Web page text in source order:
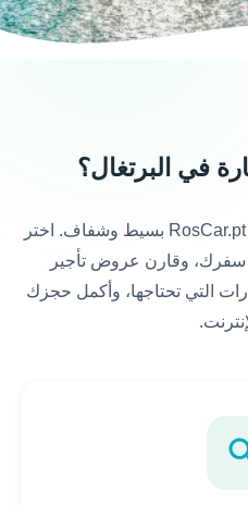
في البرتغال؟
استئجار سيارة في البرتغال مع RosCar.pt بسيط وشفاف. اختر
سفرك، وقارن عروض تأجير
التي تحتاجها، وأكمل حجزك